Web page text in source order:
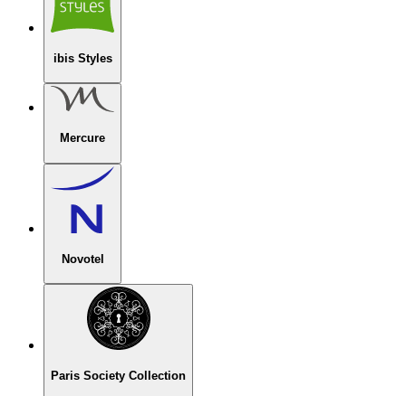
ibis Styles
Mercure
Novotel
Paris Society Collection